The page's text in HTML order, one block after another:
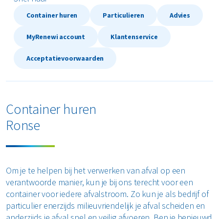
Textiel
Vertrouwelijk papier
Alle soorten afval
Container huren Particulieren Advies
MyRenewi account Klantenservice
Acceptatievoorwaarden
Container huren
Ronse
Om je te helpen bij het verwerken van afval op een
verantwoorde manier, kun je bij ons terecht voor een
container voor iedere afvalstroom. Zo kun je als bedrijf of
particulier enerzijds milieuvriendelijk je afval scheiden en